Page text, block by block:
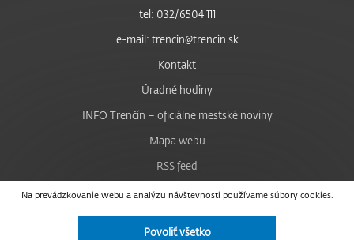
Na prevádzkovanie webu a analýzu návštevnosti používame súbory cookies.
Povoliť všetko
tel: 032/6504 111
e-mail: trencin@trencin.sk
Kontakt
Úradné hodiny
INFO Trenčín – oficiálne mestské noviny
Mapa webu
RSS feed
Nastavenie cookies
Facebook